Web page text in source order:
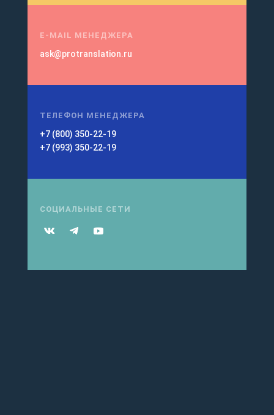
E-MAIL МЕНЕДЖЕРА
ask@protranslation.ru
ТЕЛЕФОН МЕНЕДЖЕРА
+7 (800) 350-22-19
+7 (993) 350-22-19
СОЦИАЛЬНЫЕ СЕТИ